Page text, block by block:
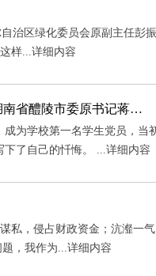
绿化委员会原副主任彭
样...详细内容
省醴陵市委原书记蒋…
为学校第一名学生党员，当
了自己的忏悔。 ...详细内容
，侵占财政资金；沆瀣一
，我作为...详细内容